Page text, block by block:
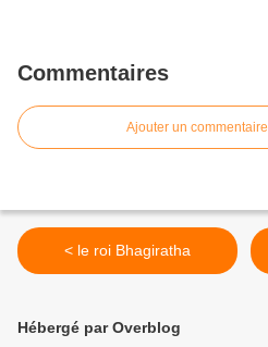
Commentaires
Ajouter un commentaire
< le roi Bhagiratha
Hébergé par Overblog